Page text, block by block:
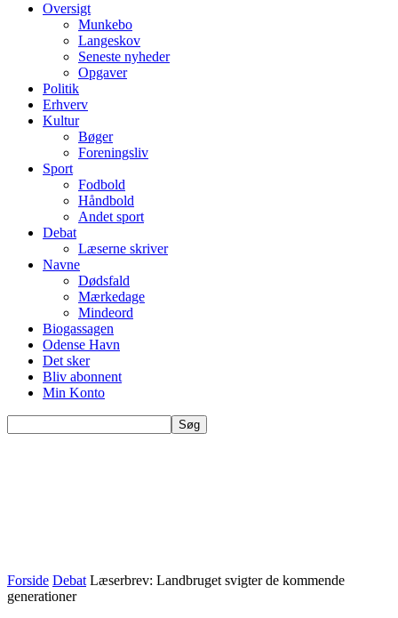
Oversigt
Munkebo
Langeskov
Seneste nyheder
Opgaver
Politik
Erhverv
Kultur
Bøger
Foreningsliv
Sport
Fodbold
Håndbold
Andet sport
Debat
Læserne skriver
Navne
Dødsfald
Mærkedage
Mindeord
Biogassagen
Odense Havn
Det sker
Bliv abonnent
Min Konto
Forside Debat Læserbrev: Landbruget svigter de kommende
generationer